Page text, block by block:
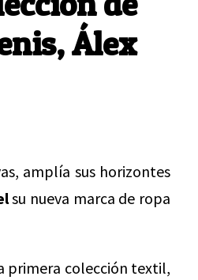
Álex
amplía sus horizontes
su nueva marca de ropa
primera colección textil,